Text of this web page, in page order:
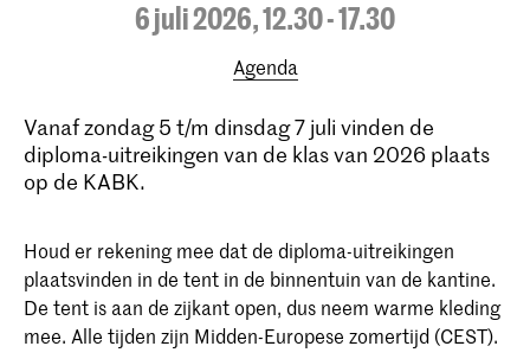
6 juli 2026, 12.30 - 17.30
Agenda
Vanaf zondag 5 t/m dinsdag 7 juli vinden de
diploma-uitreikingen van de klas van 2026 plaats
op de KABK.
Houd er rekening mee dat de diploma-uitreikingen
plaatsvinden in de tent in de binnentuin van de kantine.
De tent is aan de zijkant open, dus neem warme kleding
mee. Alle tijden zijn Midden-Europese zomertijd (CEST).